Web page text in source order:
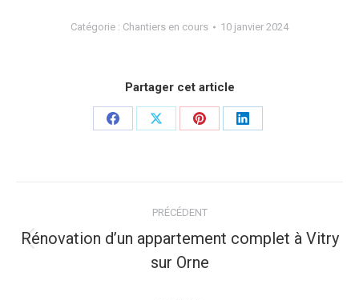
Catégorie : Chantiers en cours 10 janvier 2024
Partager cet article
PartagerPartagerPartagerPartager
article
PRÉCÉDENT
Article
précédent
Rénovation d’un appartement complet à Vitry
sur Orne